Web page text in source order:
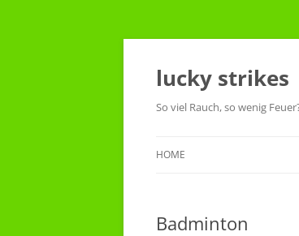
Skip
content
lucky strikes
So viel Rauch, so wenig
HOME
Badminton